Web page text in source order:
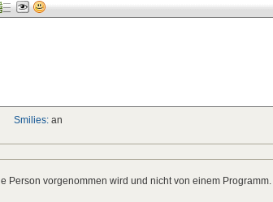
Smilies: an
Person vorgenommen wird und nicht von einem Programm.